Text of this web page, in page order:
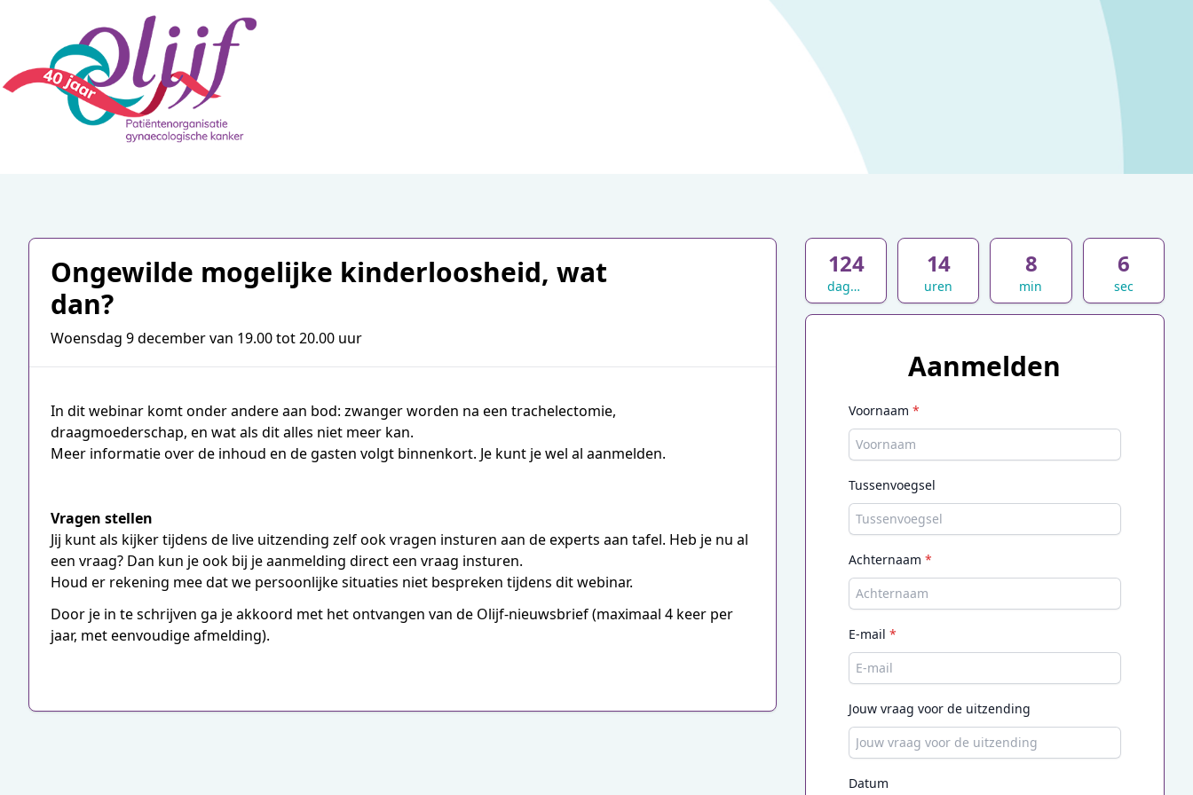
Ongewilde mogelijke kinderloosheid, wat
dan?
Woensdag 9 december van 19.00 tot 20.00 uur
In dit webinar komt onder andere aan bod: zwanger worden na een trachelectomie,
draagmoederschap, en wat als dit alles niet meer kan.
Meer informatie over de inhoud en de gasten volgt binnenkort. Je kunt je wel al aanmelden.
Vragen stellen
Jij kunt als kijker tijdens de live uitzending zelf ook vragen insturen aan de experts aan tafel. Heb je nu al
een vraag? Dan kun je ook bij je aanmelding direct een vraag insturen.
Houd er rekening mee dat we persoonlijke situaties niet bespreken tijdens dit webinar.
Door je in te schrijven ga je akkoord met het ontvangen van de Olijf-nieuwsbrief (maximaal 4 keer per
jaar, met eenvoudige afmelding).
124
dagen
14
uren
8
min
6
sec
Aanmelden
Voornaam *
Tussenvoegsel
Achternaam *
E-mail *
Jouw vraag voor de uitzending
Datum